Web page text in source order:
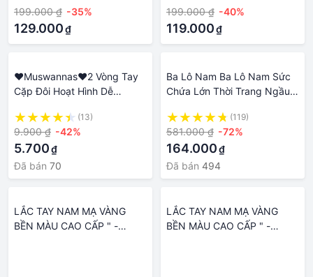
Trang Sức Phối Đồ Cho Nam
Cực Chất
199.000 ₫ -35%
129.000₫
Trang Sức Phối Đồ Cho Nam
Cực Chất
199.000 ₫ -40%
119.000₫
♥Muswannas♥2 Vòng Tay
Cặp Đôi Hoạt Hình Dễ
Nam Châm Bùa Tình Bạn
Dây Co Giãn Trang Sức Cho
Những Người Bạn Thân
Nhất
(13)
9.900 ₫ -42%
5.700₫
Đã bán 70
Ba Lô Nam Ba Lô Nam Sức
Chứa Lớn Thời Trang Ngầu
Sinh Trung Học Cá Tính Trào
Lưu Nam Sinh Viên
(119)
581.000 ₫ -72%
164.000₫
Đã bán 494
LẮC TAY NAM MẠ VÀNG
BỀN MÀU CAO CẤP " -
LẮC TAY NAM MẠ VÀNG
BỀN MÀU CAO CẤP " -